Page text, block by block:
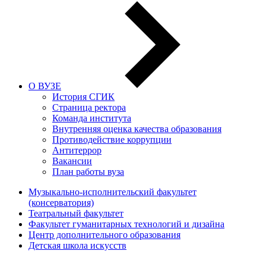
О ВУЗЕ
История СГИК
Страница ректора
Команда института
Внутренняя оценка качества образования
Противодействие коррупции
Антитеррор
Вакансии
План работы вуза
Музыкально-исполнительский факультет
(консерватория)
Театральный факультет
Факультет гуманитарных технологий и дизайна
Центр дополнительного образования
Детская школа искусств